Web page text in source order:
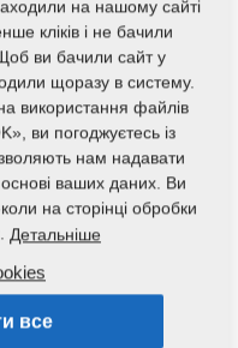
на нашому сайті
кліків і не бачили
ви бачили сайт у
щоразу в систему.
використання файлів
ви погоджуєтесь із
нам надавати
основі ваших даних. Ви
на сторінці обробки
Детальніше
все